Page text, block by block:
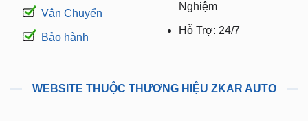
Vận Chuyển
Bảo hành
Nghiệm
Hỗ Trợ: 24/7
WEBSITE THUỘC THƯƠNG HIỆU ZKAR AUTO